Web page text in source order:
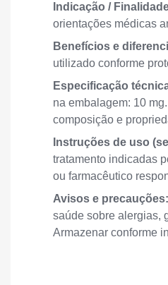
Indicação /
orientações médicas
Benefícios e
utilizado conforme
Especificação
na embalagem: 10
composição e
Instruções de uso
tratamento indicadas
ou farmacêutico
Avisos e precauções:
saúde sobre alergias,
Armazenar conforme